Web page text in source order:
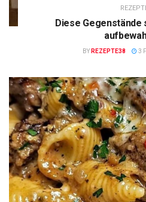
Diese Gegenstände
BY REZEPTE38 3